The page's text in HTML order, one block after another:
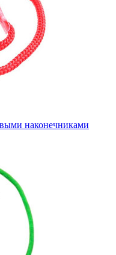
наконечниками